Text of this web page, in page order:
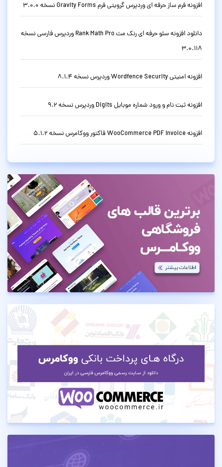
افزونه فرم ساز حرفه ای وردپرس گرویتی فرم Gravity Forms نسخه 3.0.0
دانلود افزونه سئو حرفه ای رنک مث Rank Math Pro وردپرس فارسی نسخه
3.0.118
افزونه امنیتی Wordfence Security وردپرس نسخه 8.1.4
افزونه ثبت نام و ورود شماره موبایل Digits وردپرس نسخه 9.2
افزونه WooCommerce PDF Invoice فاکتور ووکامرس نسخه 5.1.2